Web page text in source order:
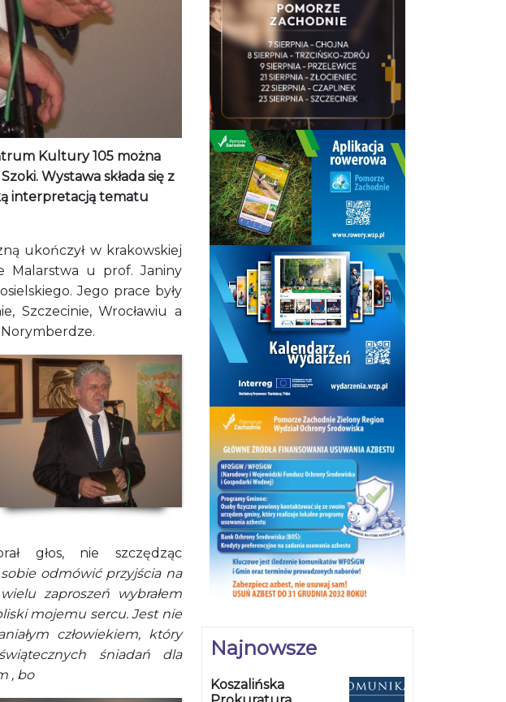
Kultury 105 można
Wystawa składa się z
interpretacją tematu
ukończył w krakowskiej
Malarstwa u prof. Janiny
Jego prace były
Szczecinie, Wrocławiu a
głos, nie szczędząc
odmówić przyjścia na
zaproszeń wybrałem
mojemu sercu. Jest nie
człowiekiem, który
śniadań dla
, bo
Najnowsze
Koszalińska